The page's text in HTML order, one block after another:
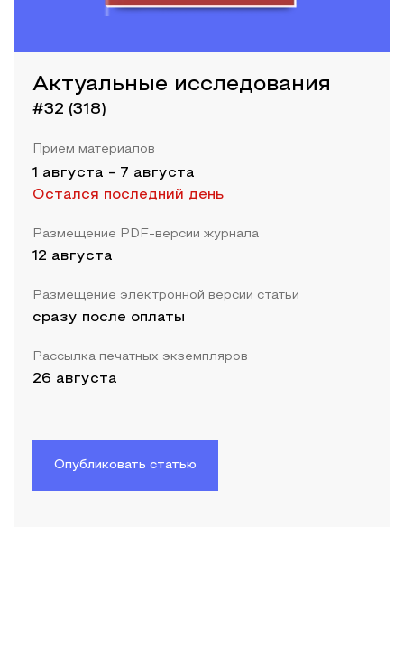
Актуальные исследования
#32 (318)
Прием материалов
1 августа - 7 августа
Остался последний день
Размещение PDF-версии журнала
12 августа
Размещение электронной версии статьи
сразу после оплаты
Рассылка печатных экземпляров
26 августа
Опубликовать статью